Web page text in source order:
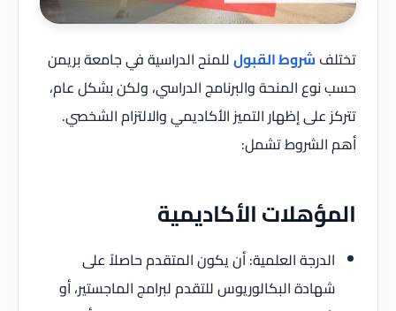
تختلفشروط القبولللمنح الدراسية في جامعة بريمن
حسب نوع المنحة والبرنامج الدراسي، ولكن بشكل عام،
تتركز على إظهار التميز الأكاديمي والالتزام الشخصي.
أهم الشروط تشمل:
المؤهلات الأكاديمية
الدرجة العلمية: أن يكون المتقدم حاصلاً على
شهادة البكالوريوس للتقدم لبرامج الماجستير، أو